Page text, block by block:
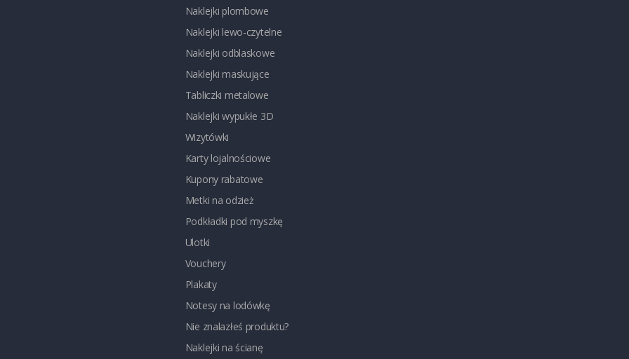
Naklejki plombowe
Naklejki lewo-czytelne
Naklejki odblaskowe
Naklejki maskujące
Tabliczki metalowe
Naklejki wypukłe 3D
Wizytówki
Karty lojalnościowe
Kupony rabatowe
Metki na odzież
Podkładki pod myszkę
Ulotki
Vouchery
Plakaty
Notesy na lodówkę
Nie znalazłeś produktu?
Naklejki na ścianę